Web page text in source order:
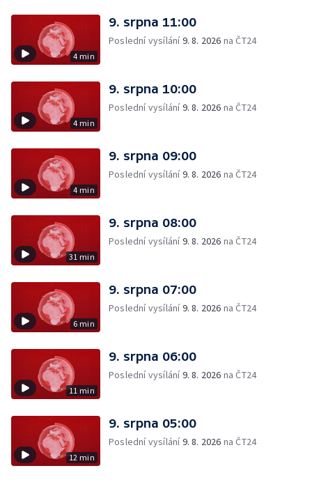
4 min
9. srpna 11:00
Poslední vysílání9. 8. 2026 na ČT24
4 min
9. srpna 10:00
Poslední vysílání9. 8. 2026 na ČT24
4 min
9. srpna 09:00
Poslední vysílání9. 8. 2026 na ČT24
31 min
9. srpna 08:00
Poslední vysílání9. 8. 2026 na ČT24
6 min
9. srpna 07:00
Poslední vysílání9. 8. 2026 na ČT24
11 min
9. srpna 06:00
Poslední vysílání9. 8. 2026 na ČT24
12 min
9. srpna 05:00
Poslední vysílání9. 8. 2026 na ČT24